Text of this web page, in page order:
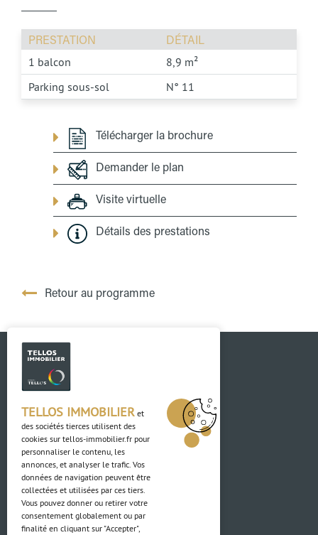
PRESTATION DÉTAIL
1 balcon
8,9 m²
Parking sous-sol
N° 11
Télécharger la brochure
Demander le plan
Visite virtuelle
Détails des prestations
Retour au programme
Contact
03 88 04 84 84
Adresse
TELLOS IMMOBILIER et
des sociétés tierces utilisent des
cookies sur tellos-immobilier.fr pour
personnaliser le contenu, les
annonces, et analyser le trafic. Vos
données de navigation peuvent être
collectées et utilisées par ces tiers.
Vous pouvez donner ou retirer votre
consentement globalement ou par
finalité en cliquant sur "Accepter",